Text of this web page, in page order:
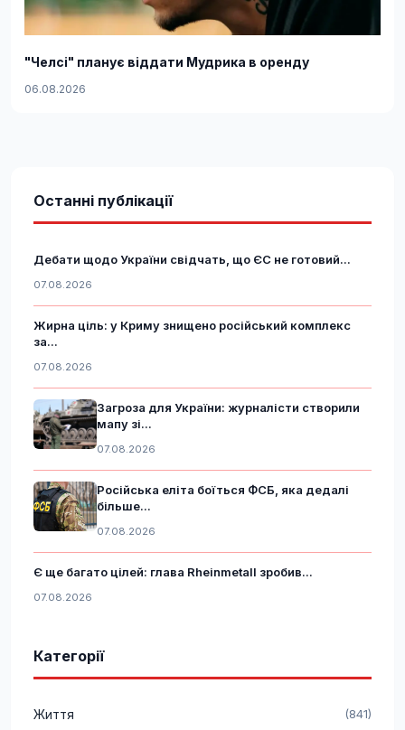
"Челсі" планує віддати Мудрика в оренду
06.08.2026
Останні публікації
Дебати щодо України свідчать, що ЄС не готовий...
07.08.2026
Жирна ціль: у Криму знищено російський комплекс
за...
07.08.2026
Загроза для України: журналісти створили
мапу зі...
07.08.2026
Російська еліта боїться ФСБ, яка дедалі
більше...
07.08.2026
Є ще багато цілей: глава Rheinmetall зробив...
07.08.2026
Категорії
Життя (841)